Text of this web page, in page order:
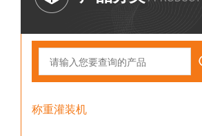
称重灌装机